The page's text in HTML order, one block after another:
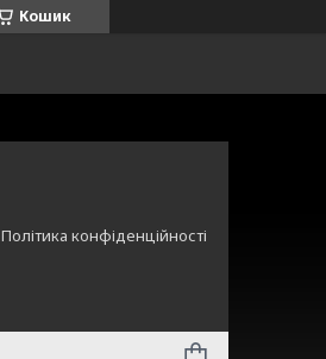
Кошик
Політика конфіденційності